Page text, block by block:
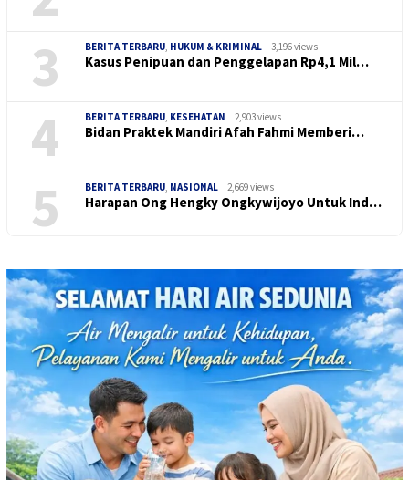
3
BERITA TERBARU, HUKUM & KRIMINAL 3,196 views
Kasus Penipuan dan Penggelapan Rp4,1 Mil…
4 BERITA TERBARU, KESEHATAN 2,903 views
Bidan Praktek Mandiri Afah Fahmi Memberi…
5 BERITA TERBARU, NASIONAL 2,669 views
Harapan Ong Hengky Ongkywijoyo Untuk Ind…